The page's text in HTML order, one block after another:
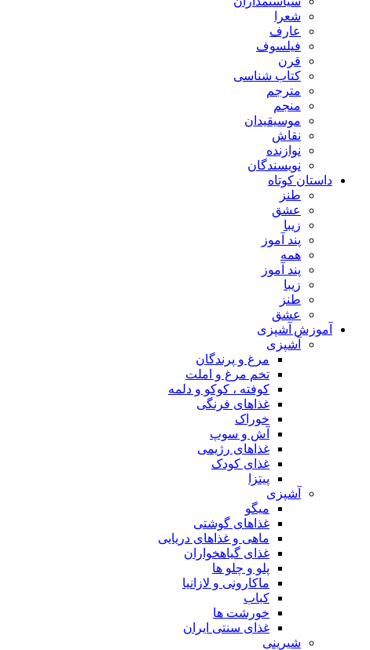
شعرا
عارف
فیلسوف
قرن
کتاب شناسی
مترجم
منجم
موسیقیدان
نقاش
نوازنده
نویسندگان
داستان کوتاه
طنز
عشق
زیبا
پند آموز
همه
پند آموز
زیبا
طنز
عشق
آموزش آشپزی
آشپزی
مرغ و پرندگان
تخم مرغ و املت
کوفته ، کوکو و دلمه
غذاهای فرنگی
خوراک
آش و سوپ
غذاهای رژیمی
غذای کودک
پیتزا
آشپزی
میگو
غذاهای گوشتی
ماهی و غذاهای دریایی
غذای گیاهخواران
پلو و چلو ها
ماکارونی و لازانیا
کباب
خورشت ها
غذای سنتی ایران
شیرینی